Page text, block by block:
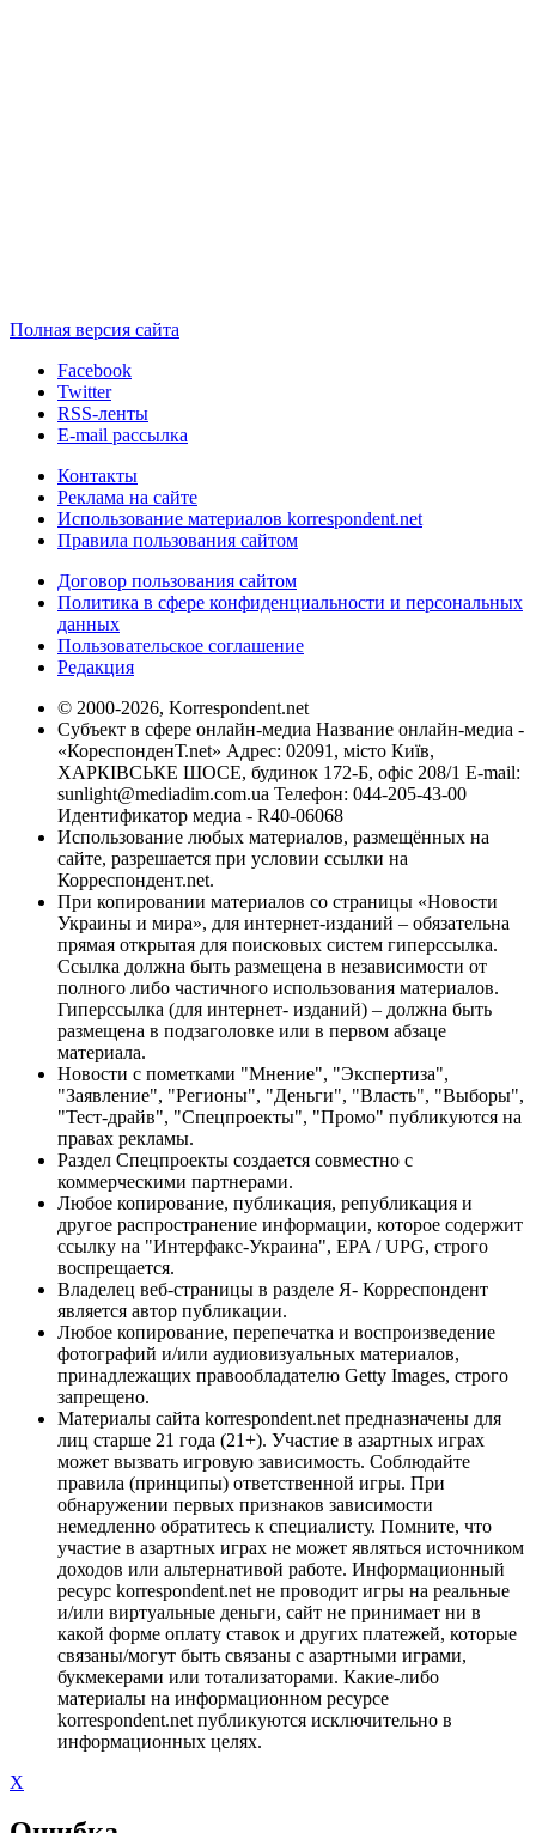
Полная версия сайта
Facebook
Twitter
RSS-ленты
E-mail рассылка
Контакты
Реклама на сайте
Использование материалов korrespondent.net
Правила пользования сайтом
Договор пользования сайтом
Политика в сфере конфиденциальности и персональных
данных
Пользовательское соглашение
Редакция
© 2000-2026, Korrespondent.net
Субъект в сфере онлайн-медиа Название онлайн-медиа -
«КореспонденТ.net» Адрес: 02091, місто Київ,
ХАРКІВСЬКЕ ШОСЕ, будинок 172-Б, офіс 208/1 E-mail:
sunlight@mediadim.com.ua Телефон: 044-205-43-00
Идентификатор медиа - R40-06068
Использование любых материалов, размещённых на
сайте, разрешается при условии ссылки на
Корреспондент.net.
При копировании материалов со страницы «Новости
Украины и мира», для интернет-изданий – обязательна
прямая открытая для поисковых систем гиперссылка.
Ссылка должна быть размещена в независимости от
полного либо частичного использования материалов.
Гиперссылка (для интернет- изданий) – должна быть
размещена в подзаголовке или в первом абзаце
материала.
Новости с пометками "Мнение", "Экспертиза",
"Заявление", "Регионы", "Деньги", "Власть", "Выборы",
"Тест-драйв", "Спецпроекты", "Промо" публикуются на
правах рекламы.
Раздел Спецпроекты создается совместно с
коммерческими партнерами.
Любое копирование, публикация, републикация и
другое распространение информации, которое содержит
ссылку на "Интерфакс-Украина", EPA / UPG, строго
воспрещается.
Владелец веб-страницы в разделе Я- Корреспондент
является автор публикации.
Любое копирование, перепечатка и воспроизведение
фотографий и/или аудиовизуальных материалов,
принадлежащих правообладателю Getty Images, строго
запрещено.
Материалы сайта korrespondent.net предназначены для
лиц старше 21 года (21+). Участие в азартных играх
может вызвать игровую зависимость. Соблюдайте
правила (принципы) ответственной игры. При
обнаружении первых признаков зависимости
немедленно обратитесь к специалисту. Помните, что
участие в азартных играх не может являться источником
доходов или альтернативой работе. Информационный
ресурс korrespondent.net не проводит игры на реальные
и/или виртуальные деньги, сайт не принимает ни в
какой форме оплату ставок и других платежей, которые
связаны/могут быть связаны с азартными играми,
букмекерами или тотализаторами. Какие-либо
материалы на информационном ресурсе
korrespondent.net публикуются исключительно в
информационных целях.
X